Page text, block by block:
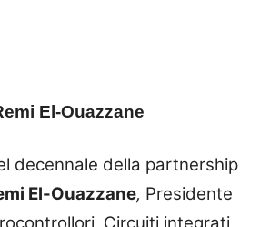
El-Ouazzane
decennale della partnership
El-Ouazzane, Presidente